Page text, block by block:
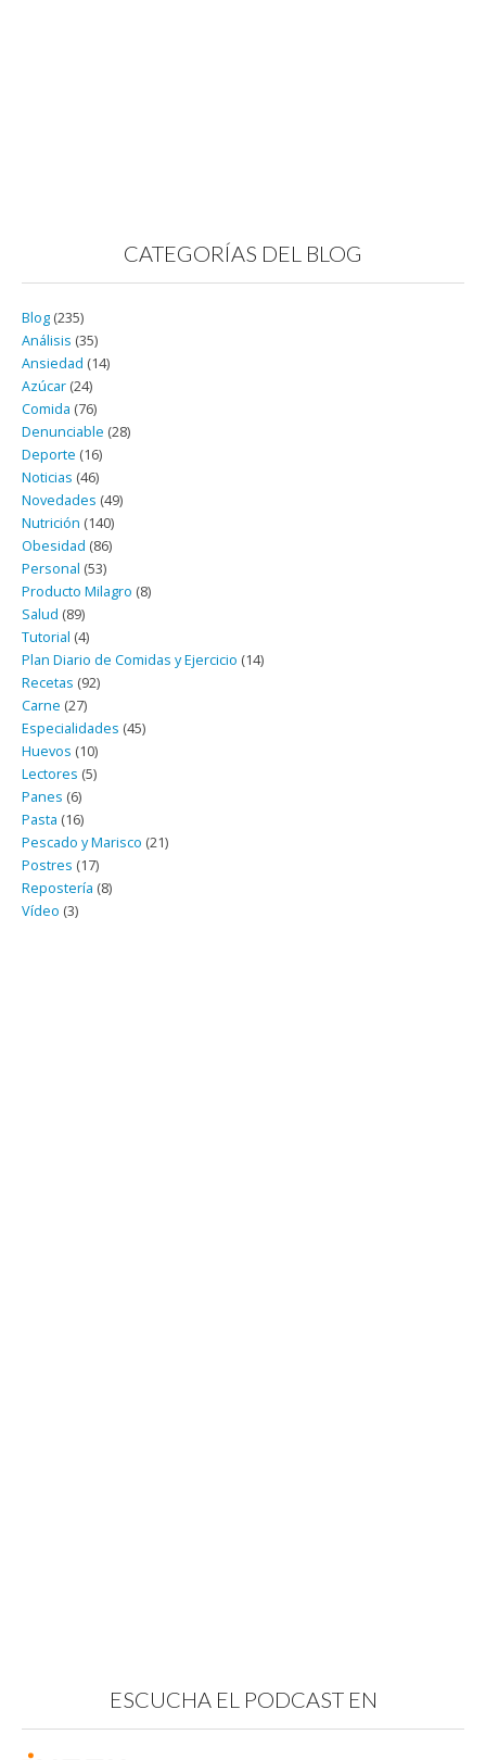
CATEGORÍAS DEL BLOG
Blog (235)
Análisis (35)
Ansiedad (14)
Azúcar (24)
Comida (76)
Denunciable (28)
Deporte (16)
Noticias (46)
Novedades (49)
Nutrición (140)
Obesidad (86)
Personal (53)
Producto Milagro (8)
Salud (89)
Tutorial (4)
Plan Diario de Comidas y Ejercicio (14)
Recetas (92)
Carne (27)
Especialidades (45)
Huevos (10)
Lectores (5)
Panes (6)
Pasta (16)
Pescado y Marisco (21)
Postres (17)
Repostería (8)
Vídeo (3)
ESCUCHA EL PODCAST EN